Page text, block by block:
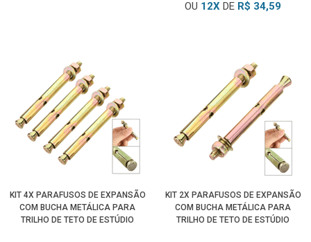
OU 12X DE R$ 34,59
KIT 4X PARAFUSOS DE EXPANSÃO
COM BUCHA METÁLICA PARA
TRILHO DE TETO DE ESTÚDIO
KIT 2X PARAFUSOS DE EXPANSÃO
COM BUCHA METÁLICA PARA
TRILHO DE TETO DE ESTÚDIO